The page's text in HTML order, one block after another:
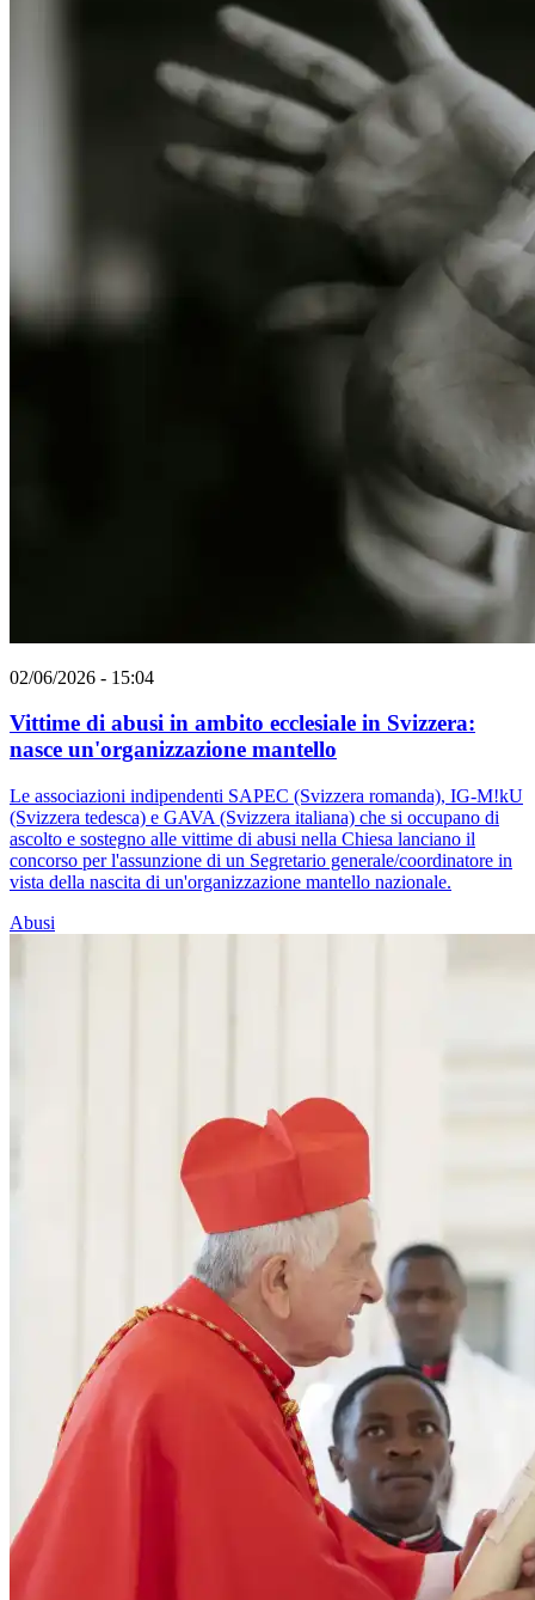
02/06/2026 - 15:04
Vittime di abusi in ambito ecclesiale in Svizzera:
nasce un'organizzazione mantello
Le associazioni indipendenti SAPEC (Svizzera romanda), IG-M!kU
(Svizzera tedesca) e GAVA (Svizzera italiana) che si occupano di
ascolto e sostegno alle vittime di abusi nella Chiesa lanciano il
concorso per l'assunzione di un Segretario generale/coordinatore in
vista della nascita di un'organizzazione mantello nazionale.
Abusi